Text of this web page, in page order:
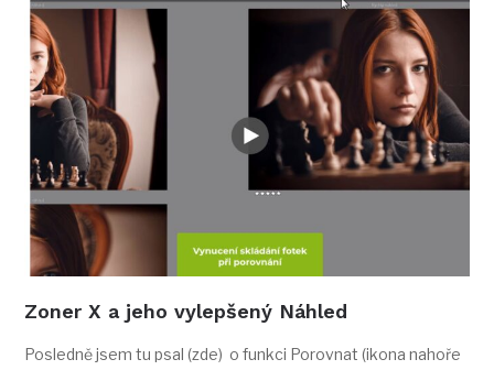
Zoner X a jeho vylepšený Náhled
Posledně jsem tu psal (zde) o funkci Porovnat (ikona nahoře